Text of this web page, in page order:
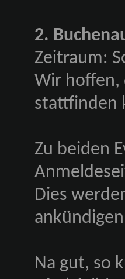
2.
Zeitraum:
Wir hoffen,
stattfinden
Zu beiden
Dies
Na gut, so